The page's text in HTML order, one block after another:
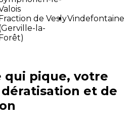
de Vesly
la-
Vindefontaine
qui pique, votre
et de